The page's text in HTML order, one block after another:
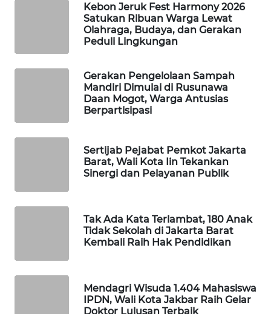
Kebon Jeruk Fest Harmony 2026
Satukan Ribuan Warga Lewat
Olahraga, Budaya, dan Gerakan
Peduli Lingkungan
Gerakan Pengelolaan Sampah
Mandiri Dimulai di Rusunawa
Daan Mogot, Warga Antusias
Berpartisipasi
Sertijab Pejabat Pemkot Jakarta
Barat, Wali Kota Iin Tekankan
Sinergi dan Pelayanan Publik
Tak Ada Kata Terlambat, 180 Anak
Tidak Sekolah di Jakarta Barat
Kembali Raih Hak Pendidikan
Mendagri Wisuda 1.404 Mahasiswa
IPDN, Wali Kota Jakbar Raih Gelar
Doktor Lulusan Terbaik
FORWAMKI
SITUNGIR
NEWS